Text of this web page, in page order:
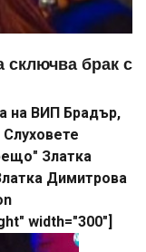
сключва брак с
на ВИП Брадър,
Златка
Димитрова
width="300"]